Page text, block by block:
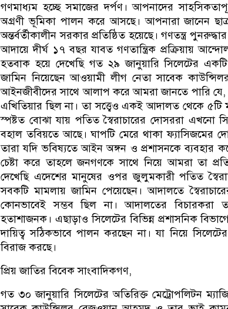
গণমাধ্যম হচ্ছে সমাজের দর্পণ। আপনাদের
অগ্রণী ভূমিকা পালন করে আসছে। আপনারা জানেন
অন্তর্বর্তীকালীন সরকার প্রতিষ্ঠিত হয়েছে। গণতন্ত্র
আদায়ে দীর্ঘ ১৭ বছর যাবত গণতান্ত্রিক প্রক্রিয়ায়
হতবাক হয়ে দেখেছি গত ২৯ জানুয়ারি সিলেটের
জামিন নিয়েছেন আওয়ামী লীগ নেতা সাবেক
আইনজীবীদের সাথে আলাপ করে আমরা জানতে পারি
এখিতিয়ার ছিল না। তা সত্ত্বেও একই আদালত থেকে ৫টি
স্পষ্টত বোঝা যায় পতিত স্বৈরাচারের দোসররা এখনো
বহাল তবিয়তে আছে। ঘাপটি মেরে থাকা ফ্যাসিজমের
তারা যদি ভবিষ্যতে আইন অঙ্গন ও প্রশাসনকে ব্যবহার
চেষ্টা করে তাহলে জনগণকে সাথে নিয়ে আমরা তা
দেখেছি এদেশের মানুষের ওপর জুলুমকারী পতিত
সবকটি মামলায় জামিন পেয়েছেন। আদালতে
কোনভাবেই সম্ভব ছিল না। আদালতের বিচারকরা
হতাশাজনক। এছাড়াও সিলেটের বিভিন্ন প্রশাসনিক
দায়িত্ব সঠিকভাবে পালন করছেন না। যা নিয়ে
বিরাজ করছে।
প্রিয় জাতির বিবেক সাংবাদিকগণ,
গত ৩০ জানুয়ারি সিলেটের অতিরিক্ত মেট্রোপলিটন